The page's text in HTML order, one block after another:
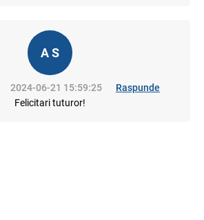
A S
2024-06-21 15:59:25
Raspunde
Felicitari tuturor!